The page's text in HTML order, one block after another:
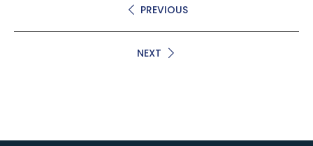
PREVIOUS
NEXT